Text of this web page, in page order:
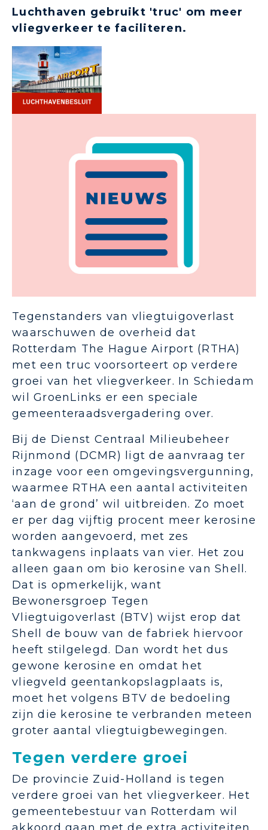
Luchthaven gebruikt 'truc' om meer
vliegverkeer te faciliteren.
Tegenstanders van vliegtuigoverlast
waarschuwen de overheid dat
Rotterdam The Hague Airport (RTHA)
met een truc voorsorteert op verdere
groei van het vliegverkeer. In Schiedam
wil GroenLinks er een speciale
gemeenteraadsvergadering over.
Bij de Dienst Centraal Milieubeheer
Rijnmond (DCMR) ligt de aanvraag ter
inzage voor een omgevingsvergunning,
waarmee RTHA een aantal activiteiten
‘aan de grond’ wil uitbreiden. Zo moet
er per dag vijftig procent meer kerosine
worden aangevoerd, met zes
tankwagens inplaats van vier. Het zou
alleen gaan om bio kerosine van Shell.
Dat is opmerkelijk, want
Bewonersgroep Tegen
Vliegtuigoverlast (BTV) wijst erop dat
Shell de bouw van de fabriek hiervoor
heeft stilgelegd. Dan wordt het dus
gewone kerosine en omdat het
vliegveld geentankopslagplaats is,
moet het volgens BTV de bedoeling
zijn die kerosine te verbranden meteen
groter aantal vliegtuigbewegingen.
Tegen verdere groei
De provincie Zuid-Holland is tegen
verdere groei van het vliegverkeer. Het
gemeentebestuur van Rotterdam wil